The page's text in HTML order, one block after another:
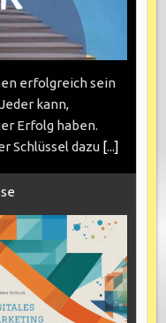
erfolgreich sein
kann,
Erfolg haben.
Schlüssel dazu [...]